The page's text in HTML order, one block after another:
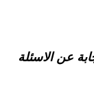
عن الاسئلة